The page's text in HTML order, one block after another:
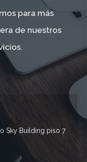
para más
de nuestros
Sky Building piso 7